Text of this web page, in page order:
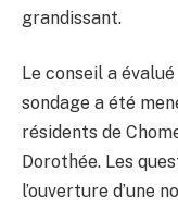
grandissant.
Le conseil a
sondage a été
résidents de
Dorothée. Les
l’ouverture d’une